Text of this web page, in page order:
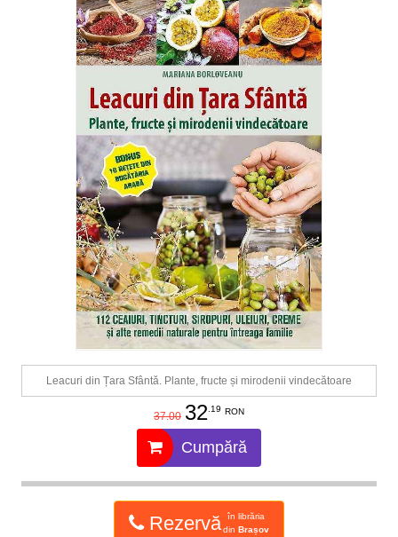
Leacuri din Țara Sfântă. Plante, fructe și mirodenii vindecătoare
37.00 32.19 RON
Cumpără
Rezervă
în librăria
din Brașov